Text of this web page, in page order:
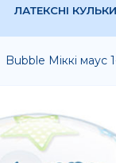
ЛАТЕКСНІ КУЛЬКИ
Bubble Міккі